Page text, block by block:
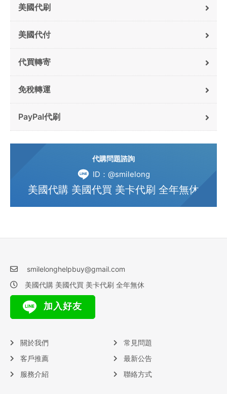
美國代刷
美國代付
代買轉寄
免稅轉運
PayPal代刷
代購問題諮詢
ID：@smilelong
美國代購 美國代買 美卡代刷 全年無休
smilelonghelpbuy@gmail.com
美國代購 美國代買 美卡代刷 全年無休
加入好友
關於我們
客戶推薦
服務介紹
常見問題
最新公告
聯絡方式